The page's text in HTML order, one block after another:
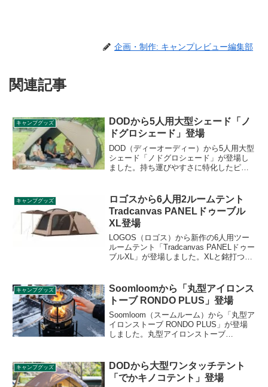
企画・制作: キャンプレビュー編集部
関連記事
キャンプグッズ
DODから5人用大型シェード「ノ
ドグロシェード」登場
DOD（ディーオーディー）から5人用大型
シェード「ノドグロシェード」が登場し
ました。持ち運びやすさに特化したピク
で使ってもゆったり過ごせるフロア面積
を確保しています。詳細をレビューしま
す。
キャンプグッズ
ロゴスから6人用2ルームテント
Tradcanvas PANELドゥーブル
XL登場
LOGOS（ロゴス）から新作の6人用ツー
ルームテント「Tradcanvas PANELドゥー
ブルXL」が登場しました。XLと銘打つ通
ピーにデビルブロックルーム（別売り）
を取り付ければ、２ルーム＋１が実現し
ます。詳細をレビューします。
キャンプグッズ
Soomloomから「丸型アイロンス
トーブ RONDO PLUS」登場
Soomloom（スームルーム）から「丸型ア
イロンストーブ RONDO PLUS」が登場
しました。丸型アイロンストーブ
炎を楽しめます。60mlの大容量タンクを
備えているので、長時間の燃焼でも頻繁
な給油は不要です。詳細をレビューしま
キャンプグッズ
DODから大型ワンタッチテント
「でかキノコテント」登場